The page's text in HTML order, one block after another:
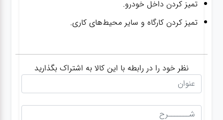
تمیز کردن داخل خودرو.
تمیز کردن کارگاه و سایر محیط‌های کاری.
نظر خود را در رابطه با این کالا به اشتراک بگذارید